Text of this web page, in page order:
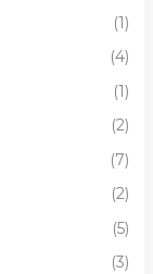
(1)
(4)
(1)
(2)
(7)
(2)
(5)
(3)